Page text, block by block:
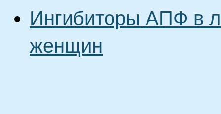
Ингибиторы АПФ в
женщин